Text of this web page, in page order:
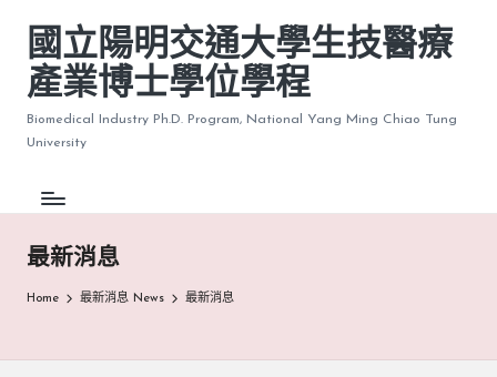
國立陽明交通大學生技醫療
產業博士學位學程
Biomedical Industry Ph.D. Program, National Yang Ming Chiao Tung
University
最新消息
Home 最新消息 News 最新消息